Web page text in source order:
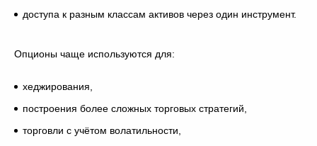
доступа к разным классам активов через один инструмент.
Опционы чаще используются для:
хеджирования,
построения более сложных торговых стратегий,
торговли с учётом волатильности,